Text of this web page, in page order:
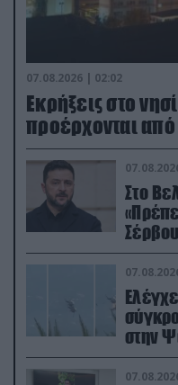
07.08.2026 | 02:02
Εκρήξεις στο
προέρχονται από
Στο
στην